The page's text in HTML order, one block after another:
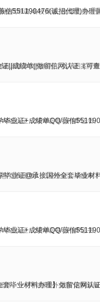
代申请,名校保录,,改成绩,学生
信551190476(诚招代理)办
原版本文凭对照，文字图案浮
||成绩单||做留信网认证（
认证，SPM证书，PMP证书
毕业证+成绩单QQ/薇信
”定制原版1：1毕业证，成绩单
业证@承接国外全套毕业
认证，SPM证书，PMP证书
业证+成绩单QQ/薇信
，“一手代辦國外文憑”定制原
毕业材料办理】做留信网认